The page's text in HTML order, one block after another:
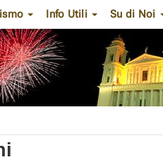
Info Utili Su di Noi